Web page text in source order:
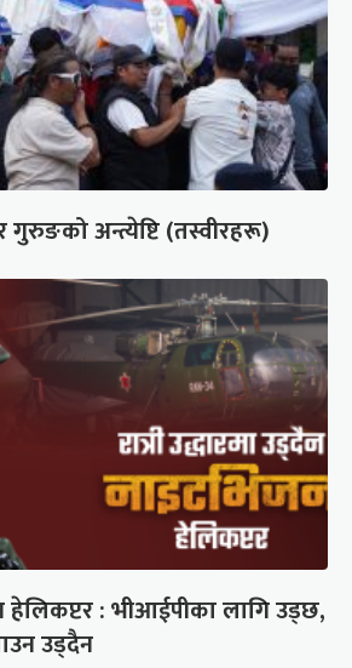
गुरुङको अन्त्येष्टि (तस्वीरहरू)
: भीआईपीका लागि उड्छ,
उड्दैन